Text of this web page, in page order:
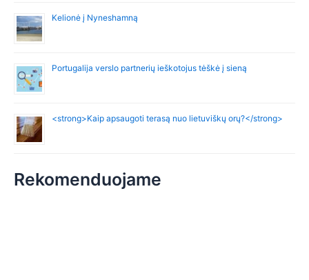
Kelionė į Nyneshamną
Portugalija verslo partnerių ieškotojus tėškė į sieną
<strong>Kaip apsaugoti terasą nuo lietuviškų orų?</strong>
Rekomenduojame